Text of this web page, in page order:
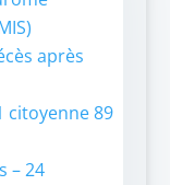
après
citoyenne 89
– 24